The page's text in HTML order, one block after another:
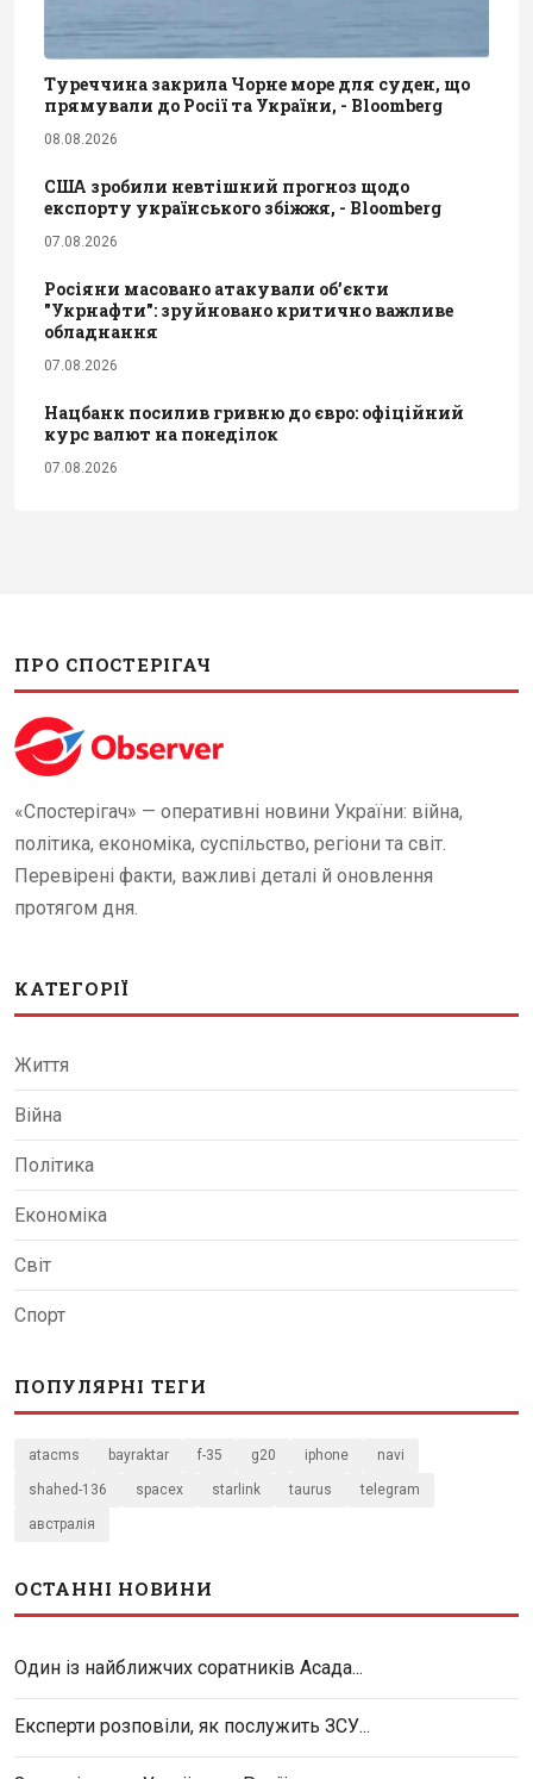
Туреччина закрила Чорне море для суден, що
прямували до Росії та України, - Bloomberg
08.08.2026
США зробили невтішний прогноз щодо
експорту українського збіжжя, - Bloomberg
07.08.2026
Росіяни масовано атакували обʼєкти
"Укрнафти": зруйновано критично важливе
обладнання
07.08.2026
Нацбанк посилив гривню до євро: офіційний
курс валют на понеділок
07.08.2026
ПРО СПОСТЕРІГАЧ
«Спостерігач» — оперативні новини України: війна,
політика, економіка, суспільство, регіони та світ.
Перевірені факти, важливі деталі й оновлення
протягом дня.
КАТЕГОРІЇ
Життя
Війна
Політика
Економіка
Світ
Спорт
ПОПУЛЯРНІ ТЕГИ
atacms bayraktar f-35 g20 iphone navi
shahed-136 spacex starlink taurus telegram
австралія
ОСТАННІ НОВИНИ
Один із найближчих соратників Асада...
Експерти розповіли, як послужить ЗСУ...